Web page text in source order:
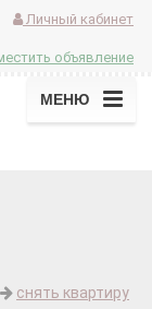
Личный кабинет
объявление
МЕНЮ
снять квартиру